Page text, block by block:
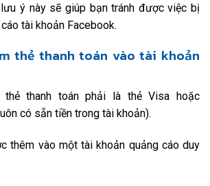
ý này sẽ giúp bạn tránh được việc bị
tài khoản Facebook.
thẻ thanh toán vào tài khoản
thanh toán phải là thẻ Visa hoặc
có sẵn tiền trong tài khoản).
thêm vào một tài khoản quảng cáo duy